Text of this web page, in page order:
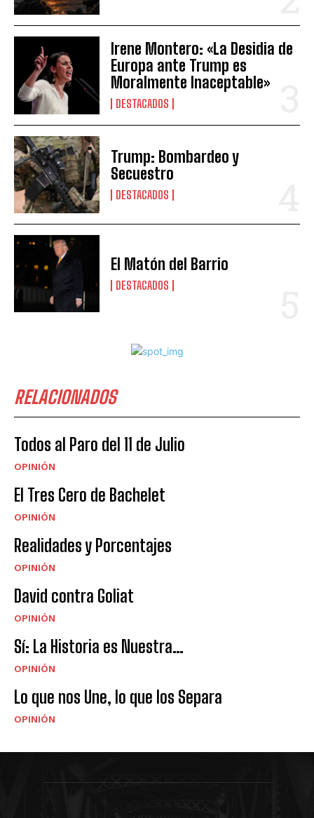
Irene Montero: «La Desidia de
Europa ante Trump es
Moralmente Inaceptable»
DESTACADOS
Trump: Bombardeo y
Secuestro
DESTACADOS
El Matón del Barrio
DESTACADOS
RELACIONADOS
Todos al Paro del 11 de Julio
OPINIÓN
El Tres Cero de Bachelet
OPINIÓN
Realidades y Porcentajes
OPINIÓN
David contra Goliat
OPINIÓN
Sí: La Historia es Nuestra…
OPINIÓN
Lo que nos Une, lo que los Separa
OPINIÓN